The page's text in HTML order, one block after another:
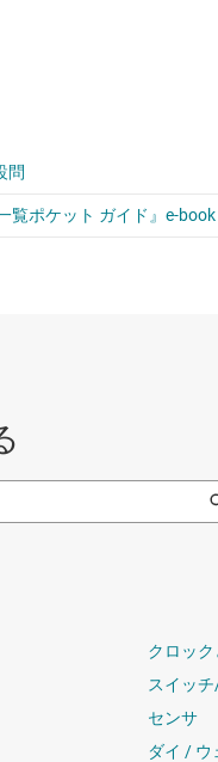
問
覧ポケット ガイド』e-
クロッ
スイッ
センサ
ダイ / ウ